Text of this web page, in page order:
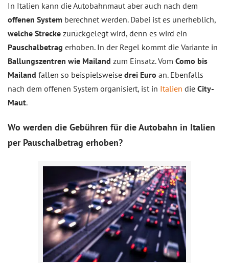
In Italien kann die Autobahnmaut aber auch nach dem
offenen System berechnet werden. Dabei ist es unerheblich,
welche Strecke zurückgelegt wird, denn es wird ein
Pauschalbetrag erhoben. In der Regel kommt die Variante in
Ballungszentren wie Mailand zum Einsatz. Vom Como bis
Mailand fallen so beispielsweise drei Euro an. Ebenfalls
nach dem offenen System organisiert, ist in Italien die City-
Maut.
Wo werden die Gebühren für die Autobahn in Italien
per Pauschalbetrag erhoben?